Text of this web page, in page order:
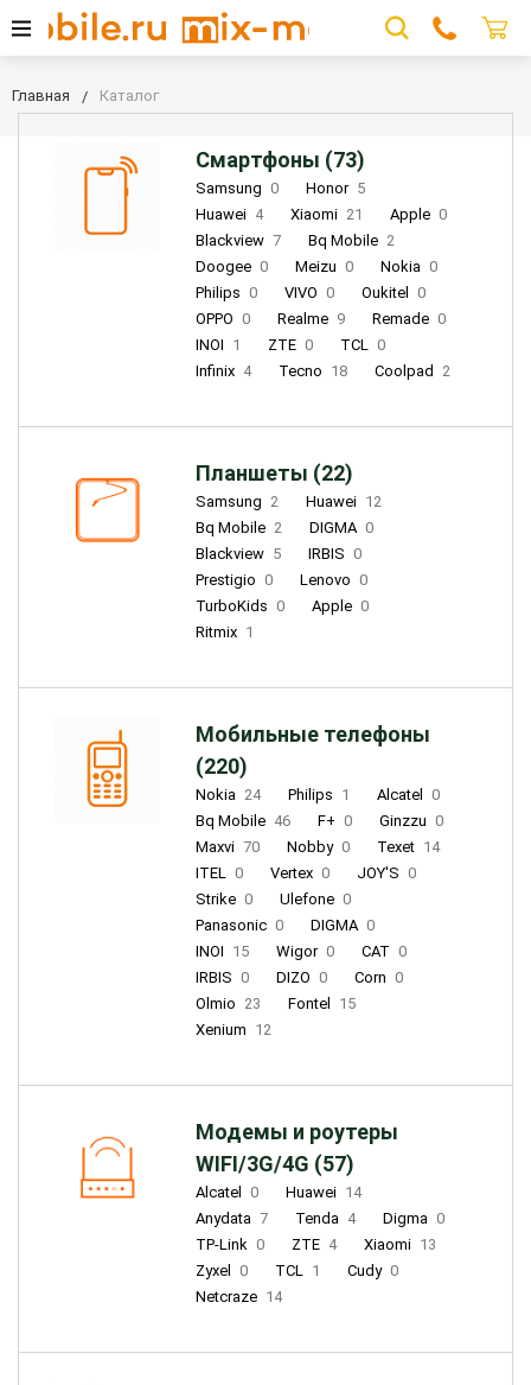
Главная Каталог
Смартфоны (73)
Samsung 0 Honor 5
Huawei 4 Xiaomi 21 Apple 0
Blackview 7 Bq Mobile 2
Doogee 0 Meizu 0 Nokia 0
Philips 0 VIVO 0 Oukitel
0
OPPO 0 Realme 9 Remade 0
INOI 1 ZTE 0 TCL 0
Infinix 4 Tecno 18 Coolpad 2
Планшеты (22)
Samsung 2 Huawei 12
Bq Mobile 2 DIGMA 0
Blackview 5 IRBIS 0
Prestigio 0 Lenovo 0
TurboKids 0 Apple 0
Ritmix 1
Мобильные телефоны
(220)
Nokia 24 Philips 1 Alcatel
0
Bq Mobile 46 F+ 0 Ginzzu 0
Maxvi 70 Nobby 0 Texet 14
ITEL 0 Vertex 0 JOY'S 0
Strike 0 Ulefone 0
Panasonic 0 DIGMA 0
INOI 15 Wigor 0 CAT 0
IRBIS 0 DIZO 0 Corn 0
Olmio 23 Fontel
15
Xenium 12
Модемы и роутеры
WIFI/3G/4G (57)
Alcatel 0 Huawei 14
Anydata 7 Tenda 4 Digma 0
TP-Link 0 ZTE 4 Xiaomi 13
Zyxel
0 TCL 1 Cudy 0
Netcraze 14